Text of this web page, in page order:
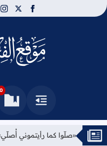
facebook
x
القائمة
0
أُصلّي» وفق المنهج القرآني